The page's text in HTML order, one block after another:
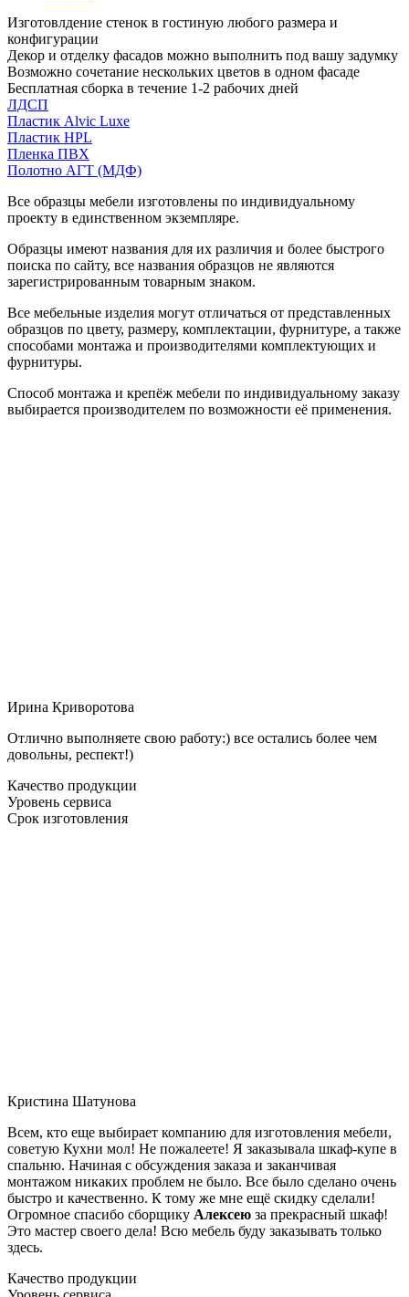
Изготовлдение стенок в гостиную любого размера и
конфигурации
Декор и отделку фасадов можно выполнить под вашу задумку
Возможно сочетание нескольких цветов в одном фасаде
Бесплатная сборка в течение 1-2 рабочих дней
ЛДСП
Пластик Alvic Luxe
Пластик HPL
Пленка ПВХ
Полотно АГТ (МДФ)
Все образцы мебели изготовлены по индивидуальному
проекту в единственном экземпляре.
Образцы имеют названия для их различия и более быстрого
поиска по сайту, все названия образцов не являются
зарегистрированным товарным знаком.
Все мебельные изделия могут отличаться от представленных
образцов по цвету, размеру, комплектации, фурнитуре, а также
способами монтажа и производителями комплектующих и
фурнитуры.
Способ монтажа и крепёж мебели по индивидуальному заказу
выбирается производителем по возможности её применения.
Ирина Криворотова
Отлично выполняете свою работу:) все остались более чем
довольны, респект!)
Качество продукции
Уровень сервиса
Срок изготовления
Кристина Шатунова
Всем, кто еще выбирает компанию для изготовления мебели,
советую Кухни мол! Не пожалеете! Я заказывала шкаф-купе в
спальню. Начиная с обсуждения заказа и заканчивая
монтажом никаких проблем не было. Все было сделано очень
быстро и качественно. К тому же мне ещё скидку сделали!
Огромное спасибо сборщику Алексею за прекрасный шкаф!
Это мастер своего дела! Всю мебель буду заказывать только
здесь.
Качество продукции